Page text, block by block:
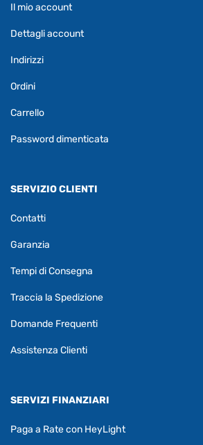
Il mio account
Dettagli account
Indirizzi
Ordini
Carrello
Password dimenticata
SERVIZIO CLIENTI
Contatti
Garanzia
Tempi di Consegna
Traccia la Spedizione
Domande Frequenti
Assistenza Clienti
SERVIZI FINANZIARI
Paga a Rate con HeyLight